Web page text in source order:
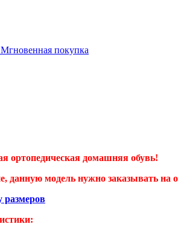
Мгновенная покупка
ортопедическая домашняя обувь!
данную модель нужно заказывать на
размеров